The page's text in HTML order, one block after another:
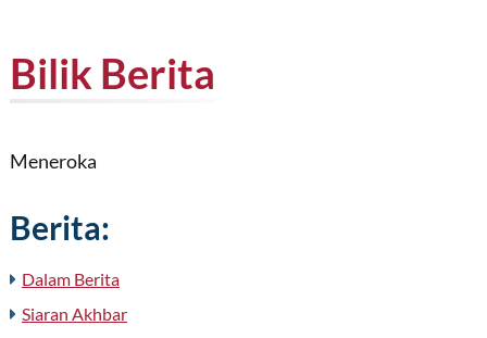
Bilik Berita
Meneroka
Berita:
Dalam Berita
Siaran Akhbar